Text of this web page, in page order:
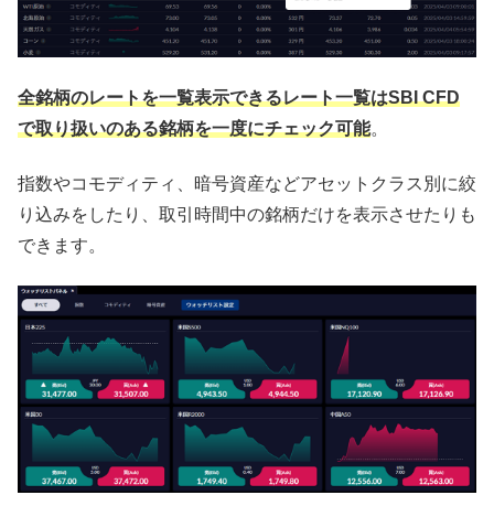
全銘柄のレートを一覧表示できるレート一覧はSBI CFD
で取り扱いのある銘柄を一度にチェック可能。
指数やコモディティ、暗号資産などアセットクラス別に絞
り込みをしたり、取引時間中の銘柄だけを表示させたりも
できます。